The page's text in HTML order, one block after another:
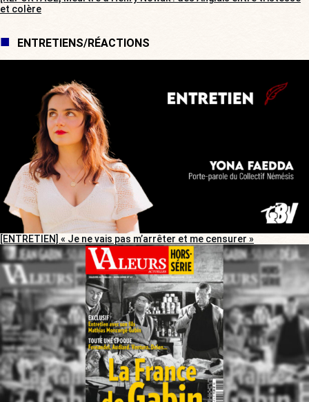
et colère
ENTRETIENS/RÉACTIONS
[ENTRETIEN] « Je ne vais pas m’arrêter et me censurer »